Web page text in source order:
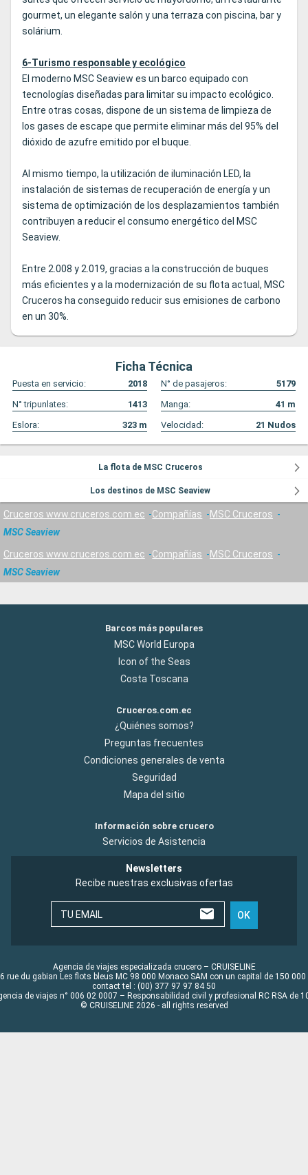
gourmet, un elegante salón y una terraza con piscina, bar y
solárium.
6-Turismo responsable y ecológico
El moderno MSC Seaview es un barco equipado con
tecnologías diseñadas para limitar su impacto ecológico.
Entre otras cosas, dispone de un sistema de limpieza de
los gases de escape que permite eliminar más del 95% del
dióxido de azufre emitido por el buque.
Al mismo tiempo, la utilización de iluminación LED, la
instalación de sistemas de recuperación de energía y un
sistema de optimización de los desplazamientos también
contribuyen a reducir el consumo energético del MSC
Seaview.
Entre 2.008 y 2.019, gracias a la construcción de buques
más eficientes y a la modernización de su flota actual, MSC
Cruceros ha conseguido reducir sus emisiones de carbono
en un 30%.
Ficha Técnica
Puesta en servicio: 2018 N° de pasajeros:
5179
N° tripunlates:
1413 Manga: 41 m
Eslora:
323 m Velocidad: 21 Nudos
La flota de MSC Cruceros
Los destinos de MSC Seaview
Cruceros www.cruceros.com.ec Compañías
MSC Cruceros
MSC Seaview
Cruceros www.cruceros.com.ec Compañías
MSC Cruceros
MSC Seaview
Barcos más populares
MSC World Europa
Icon of the Seas
Costa Toscana
Cruceros.com.ec
¿Quiénes somos?
Preguntas frecuentes
Condiciones generales de venta
Seguridad
Mapa del sitio
Información sobre crucero
Servicios de Asistencia
Newsletters
Recibe nuestras exclusivas ofertas
TU EMAIL OK
Agencia de viajes especializada crucero – CRUISELINE
rue du gabian Les flots bleus MC 98 000 Monaco SAM con un capital de 150 000
contact tel : (00) 377 97 97 84 50
de viajes n° 006 02 0007 – Responsabilidad civil y profesional RC RSA de
© CRUISELINE 2026 - all rights reserved